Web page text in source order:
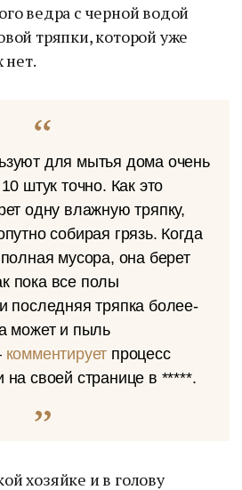
ведра с черной водой
тряпки, которой уже
нет.
для мытья дома очень
штук точно. Как это
одну влажную тряпку,
собирая грязь. Когда
мусора, она берет
пока все полы
последняя тряпка более-
может и пыль
комментирует процесс
на своей странице в *****.
хозяйке и в голову